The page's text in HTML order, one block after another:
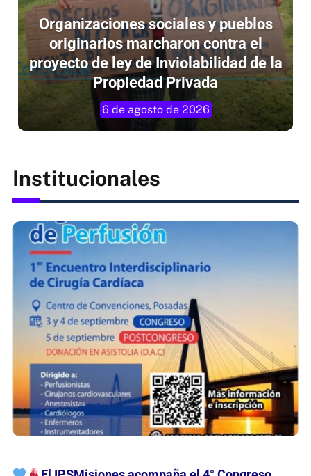
Organizaciones sociales y pueblos
originarios marcharon contra el
proyecto de ley de Inviolabilidad de la
Propiedad Privada
6 de agosto de 2026